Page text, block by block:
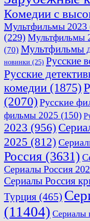
Комедии с
Мультфильмы 2023
(229) Мультфильмы
(70) Мультфильмы
новинки (25) Русские
Русские
комедии (1875)
(2070)Русские
фильмы 2025 (150)
2023 (956)
2025 (812)
Россия (3631)
Сериалы Россия
Сериалы Россия
Турция (465)
(11404) Сериалы